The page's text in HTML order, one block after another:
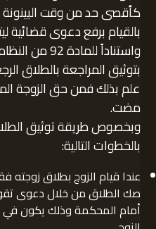
كأقصى حد من وقت
بالقيام برفع دعوى قضائية
واستناداً
بتوثيق المراجعة بالطلاق
علم بذلك فمن حق الزوجة
مضت.
وبخصوص طريقة توثيق
بالخطوات التالية:
عندا قيام الزوج بطلاق
صك الطلاق من خلال دعوى
أمام المحكمة وذلك يكون